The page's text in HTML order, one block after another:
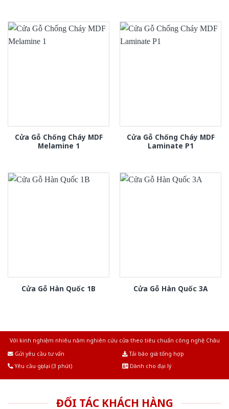
Cửa Gỗ Chống Cháy MDF
Melamine 1
Cửa Gỗ Chống Cháy MDF
Laminate P1
Cửa Gỗ Hàn Quốc 1B Cửa Gỗ Hàn Quốc 3A
Với kinh nghiệm nhiêu năm nghiên cứu cửa theo tiêu chuẩn công nghệ Châu
Gửi yêu cầu tư vấn
Tải báo giá tổng hợp
Yêu cầu gọi lại (3 phút)
Dành cho đại lý
ĐỐI TÁC KHÁCH HÀNG